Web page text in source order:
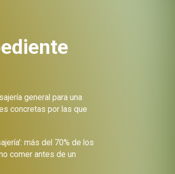
general para una
concretas por las que
más del 70% de los
comer antes de un